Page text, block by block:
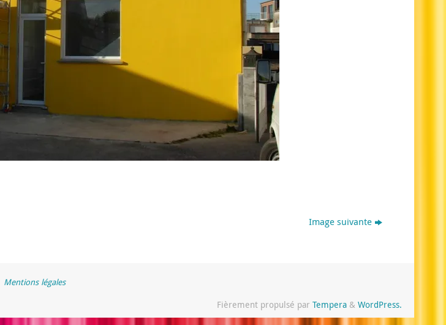
Image suivante
Mentions légales
Fièrement propulsé par Tempera & WordPress.